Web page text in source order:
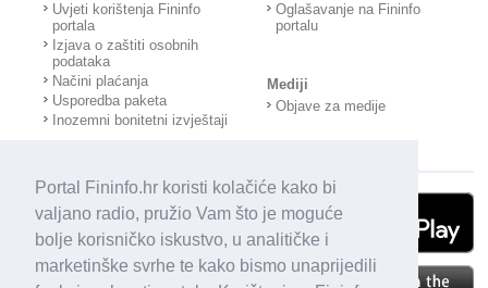
Portal Fininfo.hr koristi kolačiće kako bi
valjano radio, pružio Vam što je moguće
bolje korisničko iskustvo, u analitičke i
marketinške svrhe te kako bismo unaprijedili
Uvjeti korištenja Fininfo
portala
Izjava o zaštiti osobnih
podataka
Načini plaćanja
Usporedba paketa
Inozemni bonitetni izvještaji
Oglašavanje na Fininfo
portalu
Mediji
Objave za medije